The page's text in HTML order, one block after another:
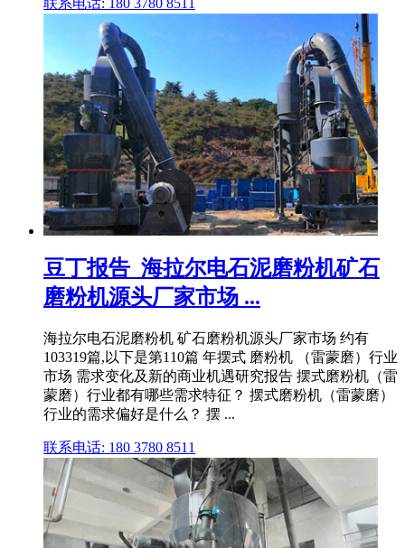
联系电话: 180 3780 8511
豆丁报告_海拉尔电石泥磨粉机矿石
磨粉机源头厂家市场 ...
海拉尔电石泥磨粉机 矿石磨粉机源头厂家市场 约有
103319篇,以下是第110篇 年摆式 磨粉机 （雷蒙磨）行业
市场 需求变化及新的商业机遇研究报告 摆式磨粉机（雷
蒙磨）行业都有哪些需求特征？ 摆式磨粉机（雷蒙磨）
行业的需求偏好是什么？ 摆 ...
联系电话: 180 3780 8511